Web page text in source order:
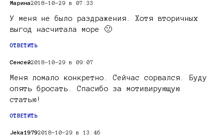
Марина2018-10-29 в 07:33
У меня не было раздражения. Хотя вторичных
выгод насчитала море 🙁
ОТВЕТИТЬ
Сенсей2018-10-29 в 09:07
Меня ломало конкретно. Сейчас сорвался. Буду
опять бросать. Спасибо за мотивирующую
статью!
ОТВЕТИТЬ
Jeka19792018-10-29 в 13:46